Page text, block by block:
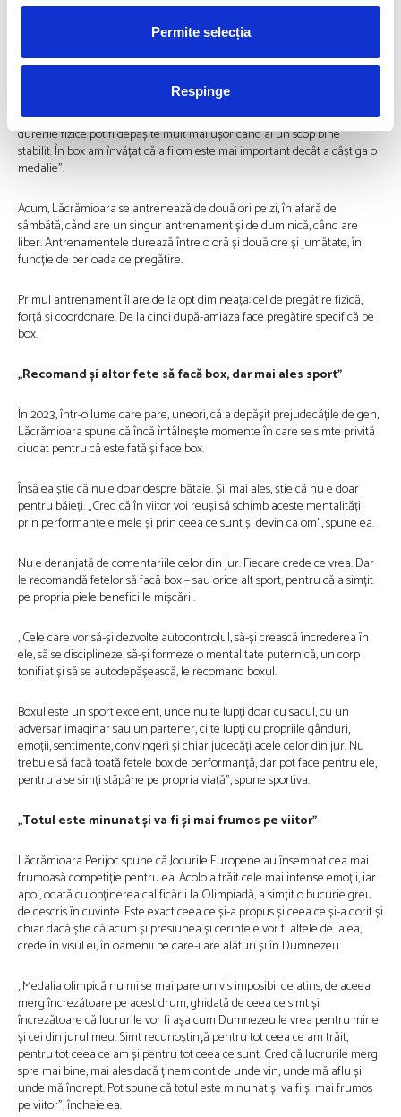
Permite selecția
Respinge
doar credințe din mintea ei.
faptului că mă antrenam enorm și făceam tot ceea ce mi se cerea, m-a
făcut să-mi pun întrebări. Ce îmi lipsește? De ce nu reușesc? Care este
diferența dintre mine și o persoană care reușește, chiar dacă acea
persoană nu se pregătește la fel de mult ca mine? În box am învățat că
durerile fizice pot fi depășite mult mai ușor când ai un scop bine
stabilit. În box am învățat că a fi om este mai important decât a câștiga o
medalie”.
Acum, Lăcrămioara se antrenează de două ori pe zi, în afară de
sâmbătă, când are un singur antrenament și de duminică, când are
liber. Antrenamentele durează între o oră și două ore și jumătate, în
funcție de perioada de pregătire.
Primul antrenament îl are de la opt dimineața: cel de pregătire fizică,
forță și coordonare. De la cinci după-amiaza face pregătire specifică pe
box.
„Recomand și altor fete să facă box, dar mai ales sport”
În 2023, într-o lume care pare, uneori, că a depășit prejudecățile de gen,
Lăcrămioara spune că încă întâlnește momente în care se simte privită
ciudat pentru că este fată și face box.
Însă ea știe că nu e doar despre bătaie. Și, mai ales, știe că nu e doar
pentru băieți. „Cred că în viitor voi reuși să schimb aceste mentalități
prin performanțele mele și prin ceea ce sunt și devin ca om”, spune ea.
Nu e deranjată de comentariile celor din jur. Fiecare crede ce vrea. Dar
le recomandă fetelor să facă box – sau orice alt sport, pentru că a simțit
pe propria piele beneficiile mișcării.
„Cele care vor să-și dezvolte autocontrolul, să-și crească încrederea în
ele, să se disciplineze, să-și formeze o mentalitate puternică, un corp
tonifiat și să se autodepășească, le recomand boxul.
Boxul este un sport excelent, unde nu te lupți doar cu sacul, cu un
adversar imaginar sau un partener, ci te lupți cu propriile gânduri,
emoții, sentimente, convingeri și chiar judecăți acele celor din jur. Nu
trebuie să facă toată fetele box de performanță, dar pot face pentru ele,
pentru a se simți stăpâne pe propria viață”, spune sportiva.
„Totul este minunat și va fi și mai frumos pe viitor”
Lăcrămioara Perijoc spune că Jocurile Europene au însemnat cea mai
frumoasă competiție pentru ea. Acolo a trăit cele mai intense emoții, iar
apoi, odată cu obținerea calificării la Olimpiadă, a simțit o bucurie greu
de descris în cuvinte. Este exact ceea ce și-a propus și ceea ce și-a dorit și
chiar dacă știe că acum și presiunea și cerințele vor fi altele de la ea,
crede în visul ei, în oamenii pe care-i are alături și în Dumnezeu.
„Medalia olimpică nu mi se mai pare un vis imposibil de atins, de aceea
merg încrezătoare pe acest drum, ghidată de ceea ce simt și
încrezătoare că lucrurile vor fi așa cum Dumnezeu le vrea pentru mine
și cei din jurul meu. Simt recunoștință pentru tot ceea ce am trăit,
pentru tot ceea ce am și pentru tot ceea ce sunt. Cred că lucrurile merg
spre mai bine, mai ales dacă ținem cont de unde vin, unde mă aflu și
unde mă îndrept. Pot spune că totul este minunat și va fi și mai frumos
pe viitor”, încheie ea.